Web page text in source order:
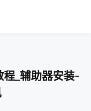
_辅助器安装-